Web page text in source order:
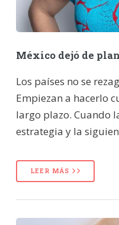
México dejó de
Los países no se
Empiezan a hacerlo
largo plazo. Cuando
estrategia y la
LEER MÁS